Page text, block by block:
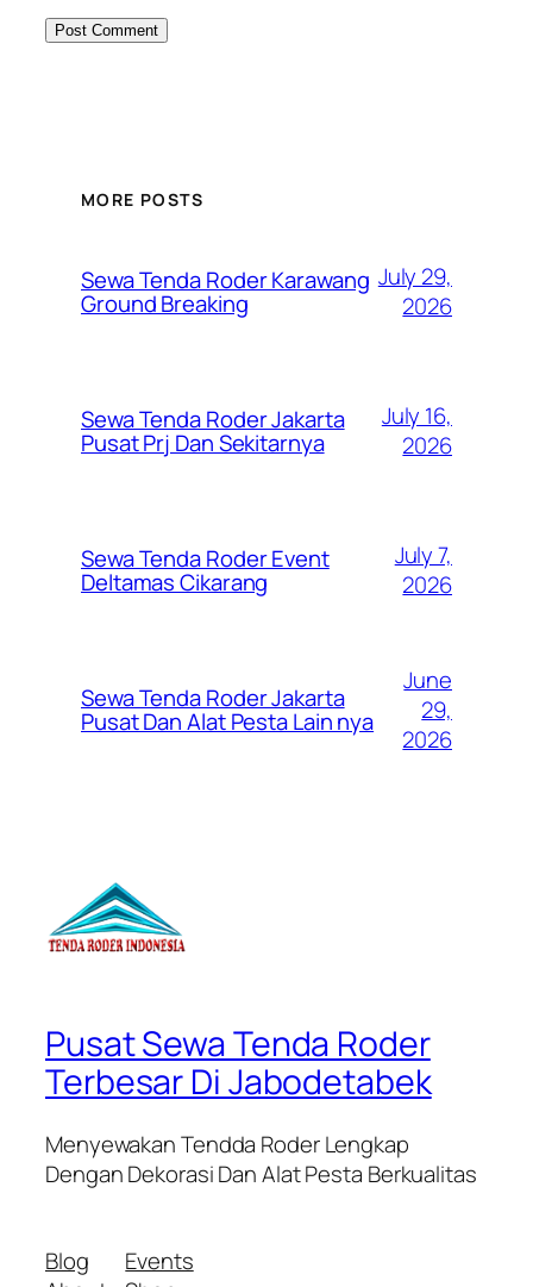
MORE POSTS
Sewa Tenda Roder Karawang
Ground Breaking
July 29,
2026
Sewa Tenda Roder Jakarta
Pusat Prj Dan Sekitarnya
July 16,
2026
Sewa Tenda Roder Event
Deltamas Cikarang
July 7,
2026
Sewa Tenda Roder Jakarta
Pusat Dan Alat Pesta Lain nya
June
29,
2026
Pusat Sewa Tenda Roder
Terbesar Di Jabodetabek
Menyewakan Tendda Roder Lengkap
Dengan Dekorasi Dan Alat Pesta Berkualitas
Blog
Events